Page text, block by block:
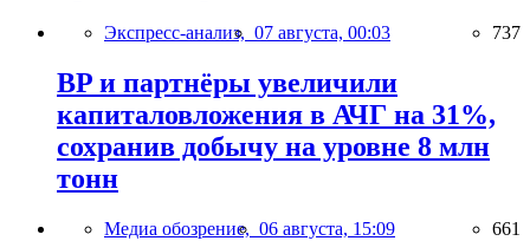
Экспресс-анализ, 07 августа, 00:03 737
BP и партнёры увеличили
капиталовложения в АЧГ на 31%,
сохранив добычу на уровне 8 млн
тонн
Медиа обозрение, 06 августа, 15:09 661